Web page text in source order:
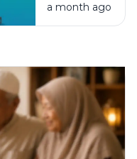
a month ago